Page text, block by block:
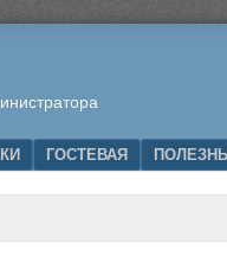
ГОСТЕВАЯ